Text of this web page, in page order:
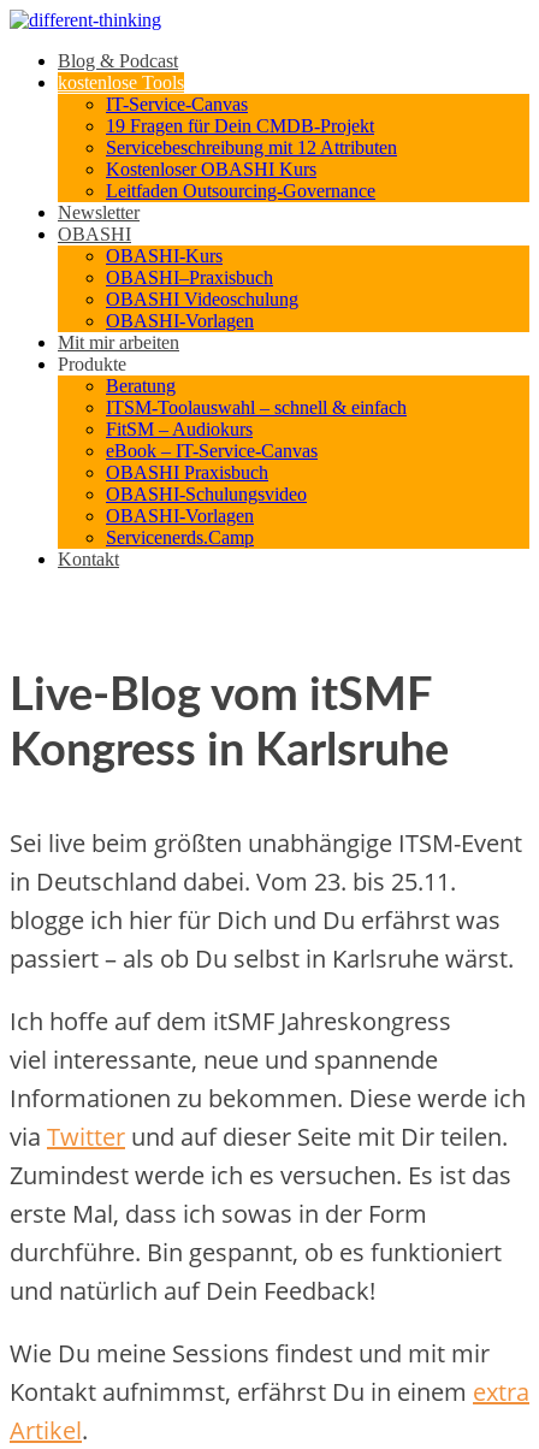
Blog & Podcast
kostenlose Tools
IT-Service-Canvas
19 Fragen für Dein CMDB-Projekt
Servicebeschreibung mit 12 Attributen
Kostenloser OBASHI Kurs
Leitfaden Outsourcing-Governance
Newsletter
OBASHI
OBASHI-Kurs
OBASHI–Praxisbuch
OBASHI Videoschulung
OBASHI-Vorlagen
Mit mir arbeiten
Produkte
Beratung
ITSM-Toolauswahl – schnell & einfach
FitSM – Audiokurs
eBook – IT-Service-Canvas
OBASHI Praxisbuch
OBASHI-Schulungsvideo
OBASHI-Vorlagen
Servicenerds.Camp
Kontakt
Live-Blog vom itSMF
Kongress in Karlsruhe
Sei live beim größten unabhängige ITSM-Event
in Deutschland dabei. Vom 23. bis 25.11.
blogge ich hier für Dich und Du erfährst was
passiert – als ob Du selbst in Karlsruhe wärst.
Ich hoffe auf dem itSMF Jahreskongress
viel interessante, neue und spannende
Informationen zu bekommen. Diese werde ich
via Twitter und auf dieser Seite mit Dir teilen.
Zumindest werde ich es versuchen. Es ist das
erste Mal, dass ich sowas in der Form
durchführe. Bin gespannt, ob es funktioniert
und natürlich auf Dein Feedback!
Wie Du meine Sessions findest und mit mir
Kontakt aufnimmst, erfährst Du in einem extra
Artikel.